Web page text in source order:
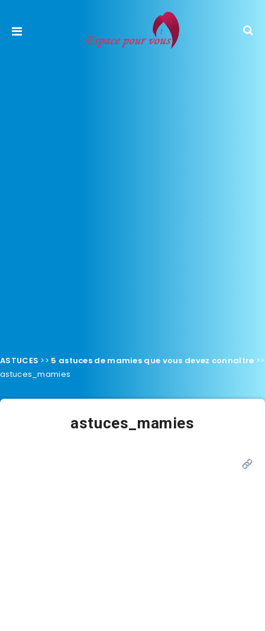
ASTUCES >> 5 astuces de mamies que vous devez connaître >>
astuces_mamies
astuces_mamies